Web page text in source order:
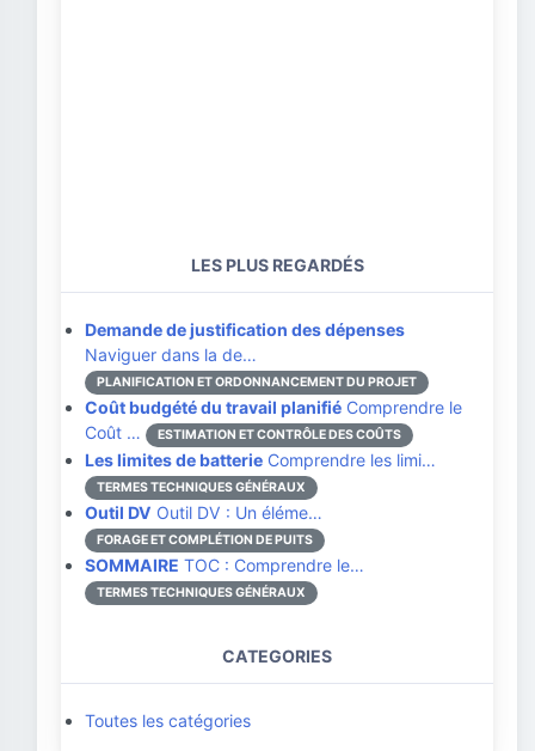
LES PLUS REGARDÉS
Demande de justification des dépenses
Naviguer dans la de…
PLANIFICATION ET ORDONNANCEMENT DU PROJET
Coût budgété du travail planifié Comprendre le
Coût …
ESTIMATION ET CONTRÔLE DES COÛTS
Les limites de batterie Comprendre les limi…
TERMES TECHNIQUES GÉNÉRAUX
Outil DV Outil DV : Un éléme…
FORAGE ET COMPLÉTION DE PUITS
SOMMAIRE TOC : Comprendre le…
TERMES TECHNIQUES GÉNÉRAUX
CATEGORIES
Toutes les catégories